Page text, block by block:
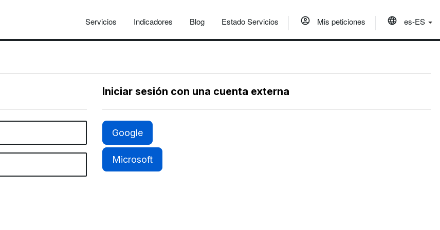
Servicios Indicadores Blog Estado Servicios Mis peticiones es-ES
Iniciar sesión con una cuenta externa
Google
Microsoft